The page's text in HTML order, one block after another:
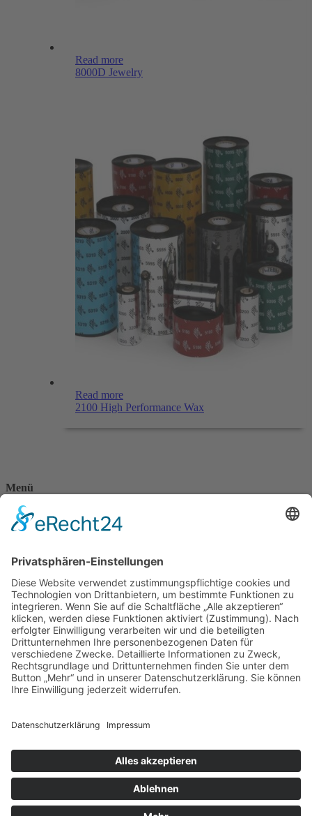
Read more
8000D Jewelry
Read more
2100 High Performance Wax
Menü
Home
Kontakt
Impressum
Anschrift
BSI Vertriebs GmbH
Donaustraße 2A
64572 Büttelborn
Telefon: 00496152187370
Telefax: 004961521873727
E-Mail: info@bsivertrieb.de